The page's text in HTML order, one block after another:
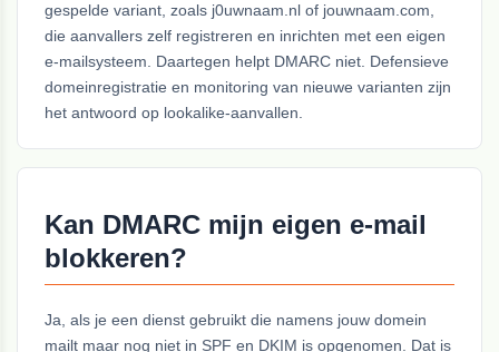
gespelde variant, zoals j0uwnaam.nl of jouwnaam.com,
die aanvallers zelf registreren en inrichten met een eigen
e-mailsysteem. Daartegen helpt DMARC niet. Defensieve
domeinregistratie en monitoring van nieuwe varianten zijn
het antwoord op lookalike-aanvallen.
Kan DMARC mijn eigen e-mail
blokkeren?
Ja, als je een dienst gebruikt die namens jouw domein
mailt maar nog niet in SPF en DKIM is opgenomen. Dat is